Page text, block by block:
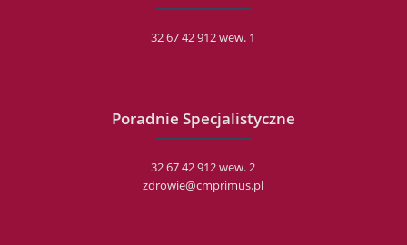
32 67 42 912 wew. 1
Poradnie Specjalistyczne
32 67 42 912 wew. 2
zdrowie@cmprimus.pl